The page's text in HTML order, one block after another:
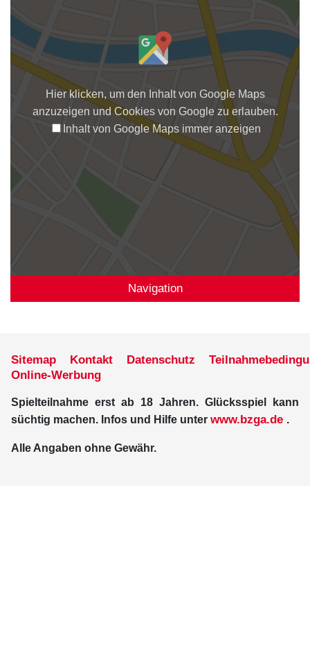
Hier klicken, um den Inhalt von Google Maps
anzuzeigen und Cookies von Google zu erlauben.
Inhalt von Google Maps immer anzeigen
Navigation
Sitemap Kontakt Datenschutz
Online-Werbung
Spielteilnahme erst ab 18 Jahren. Glücksspiel kann
süchtig machen. Infos und Hilfe unter www.bzga.de .
Alle Angaben ohne Gewähr.